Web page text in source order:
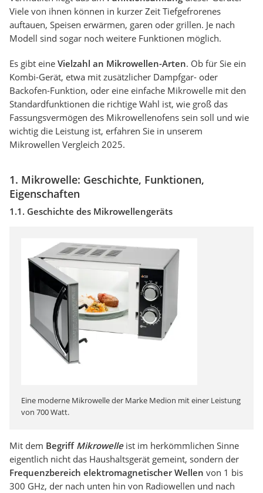
Viele von ihnen können in kurzer Zeit Tiefgefrorenes
auftauen, Speisen erwärmen, garen oder grillen. Je nach
Modell sind sogar noch weitere Funktionen möglich.
Es gibt eine Vielzahl an Mikrowellen-Arten. Ob für Sie ein
Kombi-Gerät, etwa mit zusätzlicher Dampfgar- oder
Backofen-Funktion, oder eine einfache Mikrowelle mit den
Standardfunktionen die richtige Wahl ist, wie groß das
Fassungsvermögen des Mikrowellenofens sein soll und wie
wichtig die Leistung ist, erfahren Sie in unserem
Mikrowellen Vergleich 2025.
1. Mikrowelle: Geschichte, Funktionen,
Eigenschaften
1.1. Geschichte des Mikrowellengeräts
Eine moderne Mikrowelle der Marke Medion mit einer Leistung
von 700 Watt.
Mit dem Begriff Mikrowelleist im herkömmlichen Sinne
eigentlich nicht das Haushaltsgerät gemeint, sondern der
Frequenzbereich elektromagnetischer Wellen von 1 bis
300 GHz, der nach unten hin von Radiowellen und nach